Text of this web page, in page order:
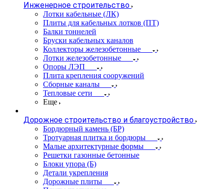
Инженерное строительство
Лотки кабельные (ЛК)
Плиты для кабельных лотков (ПТ)
Балки тоннелей
Бруски кабельных каналов
Коллекторы железобетонные
Лотки железобетонные
Опоры ЛЭП
Плита крепления сооружений
Сборные каналы
Тепловые сети
Еще
Дорожное строительство и благоустройство
Бордюрный камень (БР)
Тротуарная плитка и бордюры
Малые архитектурные формы
Решетки газонные бетонные
Блоки упора (Б)
Детали укрепления
Дорожные плиты